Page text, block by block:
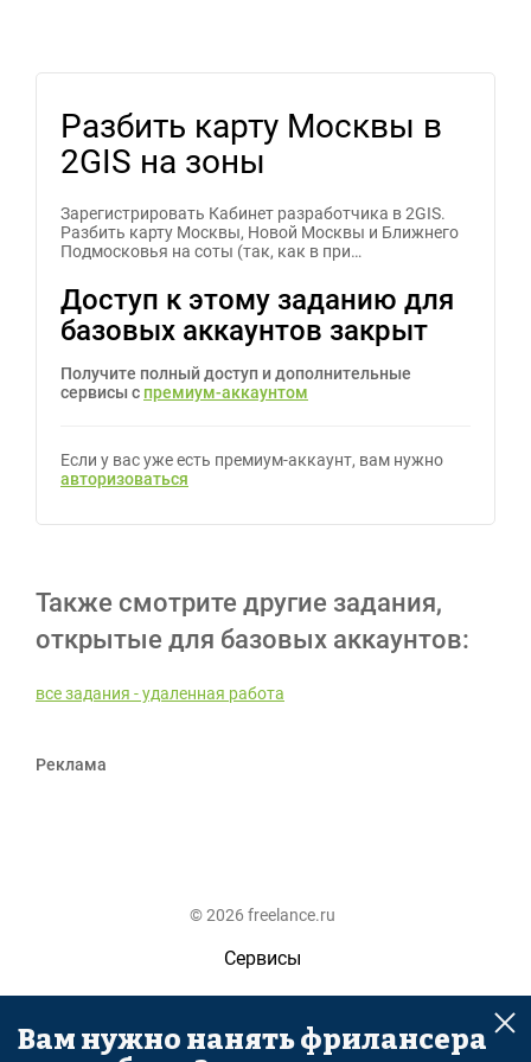
Разбить карту Москвы в
2GIS на зоны
Зарегистрировать Кабинет разработчика в 2GIS.
Разбить карту Москвы, Новой Москвы и Ближнего
Подмосковья на соты (так, как в при…
Доступ к этому заданию для
базовых аккаунтов закрыт
Получите полный доступ и дополнительные
сервисы с премиум-аккаунтом
Если у вас уже есть премиум-аккаунт, вам нужно
авторизоваться
Также смотрите другие задания,
открытые для базовых аккаунтов:
все задания - удаленная работа
Реклама
© 2026 freelance.ru
Сервисы
Помощь
Поиск
Вам нужно нанять фрилансера